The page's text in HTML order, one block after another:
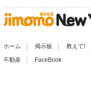
ホーム 掲示板 教えて!
不動産 | FaceBook